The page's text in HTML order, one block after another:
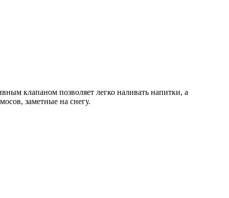
клапаном позволяет легко наливать напитки, а
заметные на снегу.